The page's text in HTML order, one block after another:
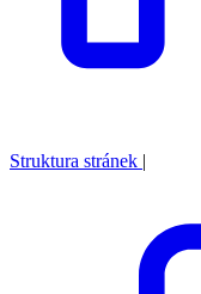
Struktura stránek |